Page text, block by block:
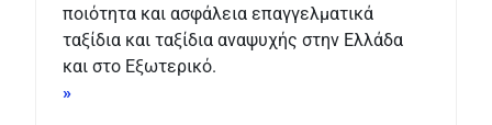
ποιότητα και ασφάλεια επαγγελματικά
ταξίδια και ταξίδια αναψυχής στην Ελλάδα
και στο Εξωτερικό.
»